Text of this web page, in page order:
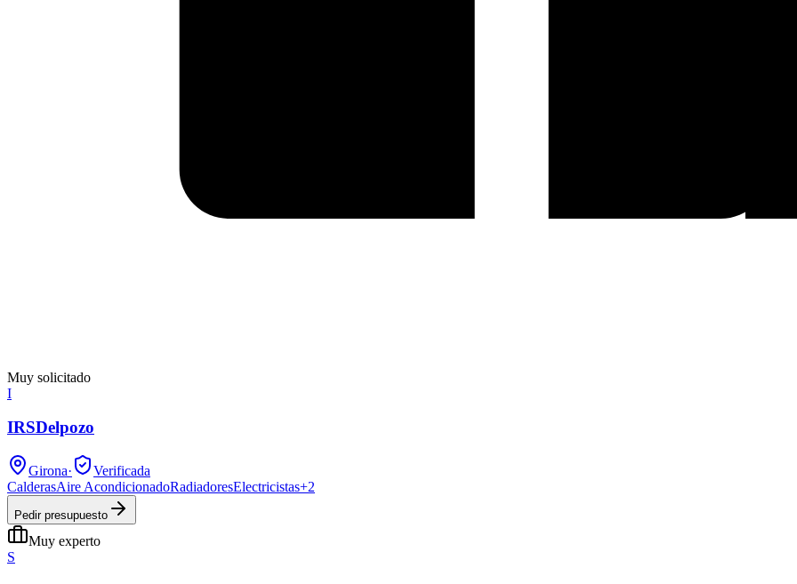
Muy solicitado
I
IRSDelpozo
Girona·
Verificada
CalderasAire AcondicionadoRadiadoresElectricistas+2
Pedir presupuesto
Muy experto
S